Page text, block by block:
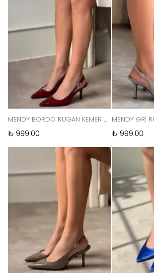
MENDY BORDO RUGAN KEMER DETAY SİVRİ BURUN KADIN TOPUKLU AYAKKABI
₺ 999.00 ₺ 999.00